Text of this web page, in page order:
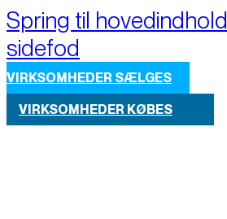
Spring til hovedindhold
sidefod
VIRKSOMHEDER SÆLGES
VIRKSOMHEDER KØBES